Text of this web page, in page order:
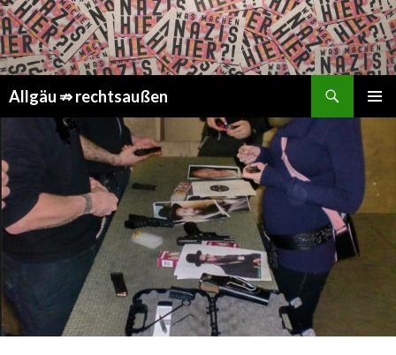
Allgäu ⇏ rechtsaußen
MENÜ
Springe
zum